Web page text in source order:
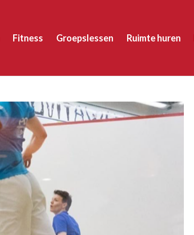
Fitness Groepslessen Ruimte huren